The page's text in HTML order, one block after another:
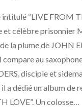
intitulé “LIVE FROM
et célèbre
de la plume de JOHN
compare au
disciple et
a dédié un album de
LOVE”. Un colosse…